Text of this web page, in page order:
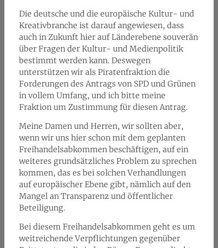
Die deutsche und die europäische Kultur- und
Kreativbranche ist darauf angewiesen, dass
auch in Zukunft hier auf Länderebene souverän
über Fragen der Kultur- und Medienpolitik
bestimmt werden kann. Deswegen
unterstützen wir als Piratenfraktion die
Forderungen des Antrags von SPD und Grünen
in vollem Umfang, und ich bitte meine
Fraktion um Zustimmung für diesen Antrag.
Meine Damen und Herren, wir sollten aber,
wenn wir uns hier schon mit dem geplanten
Freihandelsabkommen beschäftigen, auf ein
weiteres grundsätzliches Problem zu sprechen
kommen, das es bei solchen Verhandlungen
auf europäischer Ebene gibt, nämlich auf den
Mangel an Transparenz und öffentlicher
Beteiligung.
Bei diesem Freihandelsabkommen geht es um
weitreichende Verpflichtungen gegenüber